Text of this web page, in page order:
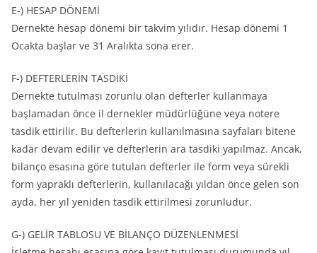
E-) HESAP DÖNEMİ
Dernekte hesap dönemi bir takvim yılıdır. Hesap dönemi 1
Ocakta başlar ve 31 Aralıkta sona erer.
F-) DEFTERLERİN TASDİKİ
Dernekte tutulması zorunlu olan defterler kullanmaya
başlamadan önce il dernekler müdürlüğüne veya notere
tasdik ettirilir. Bu defterlerin kullanılmasına sayfaları bitene
kadar devam edilir ve defterlerin ara tasdiki yapılmaz. Ancak,
bilanço esasına göre tutulan defterler ile form veya sürekli
form yapraklı defterlerin, kullanılacağı yıldan önce gelen son
ayda, her yıl yeniden tasdik ettirilmesi zorunludur.
G-) GELİR TABLOSU VE BİLANÇO DÜZENLENMESİ